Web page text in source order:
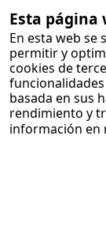
Esta página
En esta web se
permitir y
cookies de
basada en sus
rendimiento y
información en